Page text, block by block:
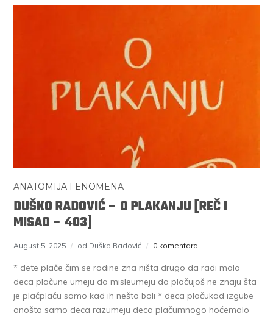
ANATOMIJA FENOMENA
DUŠKO RADOVIĆ – O PLAKANJU [REČ I
MISAO – 403]
August 5, 2025 od Duško Radović 0 komentara
* dete plače čim se rodine zna ništa drugo da radi mala
deca plačune umeju da misleumeju da plačujoš ne znaju šta
je plačplaču samo kad ih nešto boli * deca plačukad izgube
onošto samo deca razumeju deca plačumnogo hoćemalo